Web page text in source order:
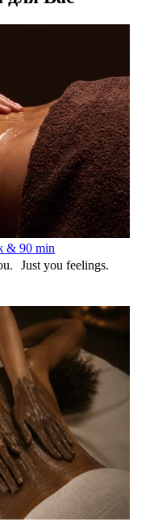
& 90 min
Just you feelings.